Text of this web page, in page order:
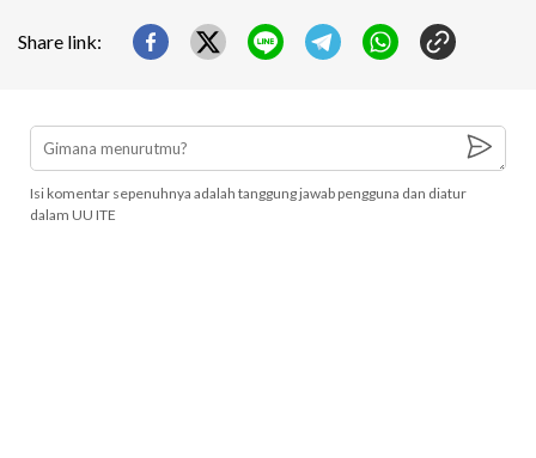
Share link:
Isi komentar sepenuhnya adalah tanggung jawab pengguna dan diatur
dalam UU ITE